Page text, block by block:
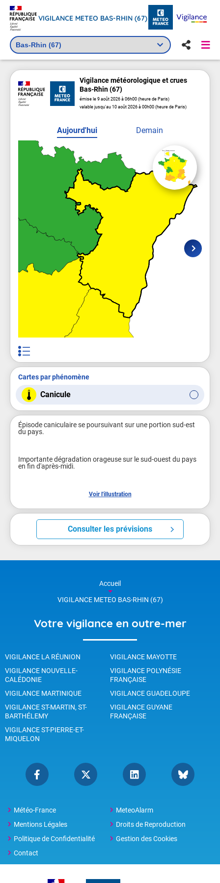
VIGILANCE METEO BAS-RHIN (67)
Vigilancemétéorologique et crues
Bas-Rhin (67)
émise le 9 août 2026 à 06h00 (heure de Paris)
valable jusqu'au 10 août 2026 à 00h00 (heure de Paris)
Aujourd'hui Demain
Cartes par phénomène
Canicule
Épisode caniculaire se poursuivant sur une portion sud-est
du pays.
Importante dégradation orageuse sur le sud-ouest du pays
en fin d'après-midi.
Voir l'illustration
Consulter les prévisions
Accueil
VIGILANCE METEO BAS-RHIN (67)
Votre vigilance en outre-mer
VIGILANCE LA RÉUNION
VIGILANCE MAYOTTE
VIGILANCE NOUVELLE-
CALÉDONIE
VIGILANCE POLYNÉSIE
FRANÇAISE
VIGILANCE MARTINIQUE
VIGILANCE GUADELOUPE
VIGILANCE ST-MARTIN, ST-
BARTHÉLEMY
VIGILANCE GUYANE
FRANÇAISE
VIGILANCE ST-PIERRE-ET-
MIQUELON
Météo-France
MeteoAlarm
Mentions Légales
Droits de Reproduction
Politique de Confidentialité
Gestion des Cookies
Contact